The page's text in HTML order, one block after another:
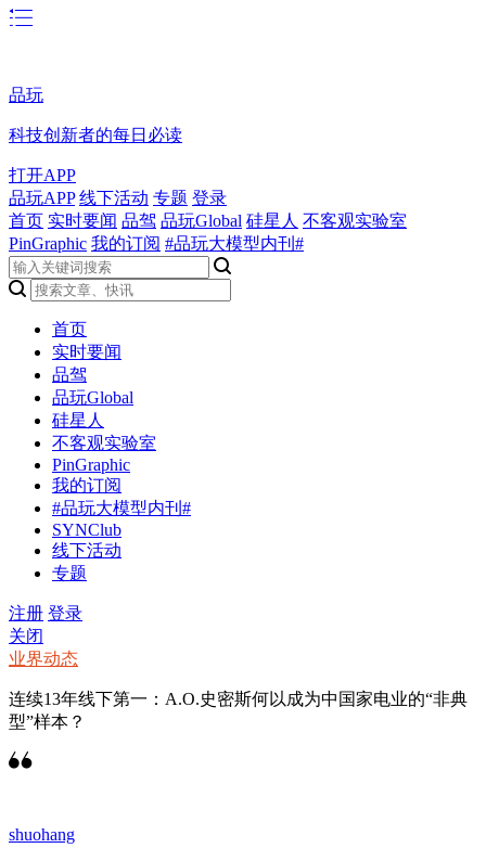
品玩
科技创新者的每日必读
打开APP
品玩APP 线下活动 专题 登录
首页 实时要闻 品驾 品玩Global 硅星人 不客观实验室
PinGraphic 我的订阅 #品玩大模型内刊#
首页
实时要闻
品驾
品玩Global
硅星人
不客观实验室
PinGraphic
我的订阅
#品玩大模型内刊#
SYNClub
线下活动
专题
注册 登录
关闭
业界动态
连续13年线下第一：A.O.史密斯何以成为中国家电业的“非典
型”样本？
shuohang